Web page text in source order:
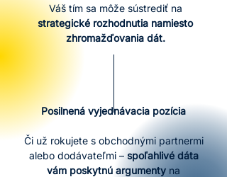
Váš tím sa môže sústrediť na
strategické rozhodnutia namiesto
zhromažďovania dát.
Posilnená vyjednávacia pozícia
Či už rokujete s obchodnými partnermi
alebo dodávateľmi – spoľahlivé dáta
vám poskytnú argumenty na